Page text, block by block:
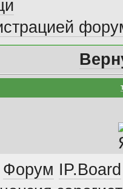
Форум IP.Board